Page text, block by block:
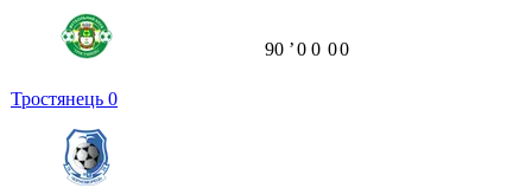
Тростянець 0
90 ʼ0 0 00